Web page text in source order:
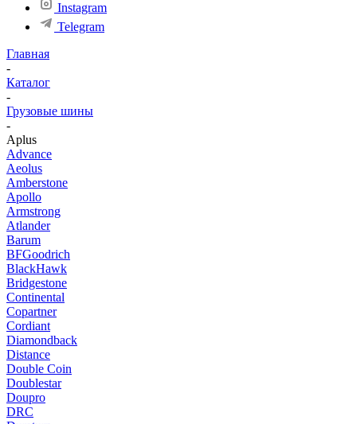
Instagram
Telegram
Главная
-
Каталог
-
Грузовые шины
-
Aplus
Advance
Aeolus
Amberstone
Apollo
Armstrong
Atlander
Barum
BFGoodrich
BlackHawk
Bridgestone
Continental
Copartner
Cordiant
Diamondback
Distance
Double Coin
Doublestar
Doupro
DRC